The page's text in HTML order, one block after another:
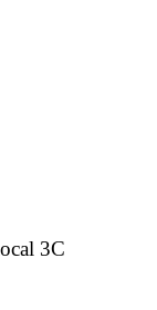
3C